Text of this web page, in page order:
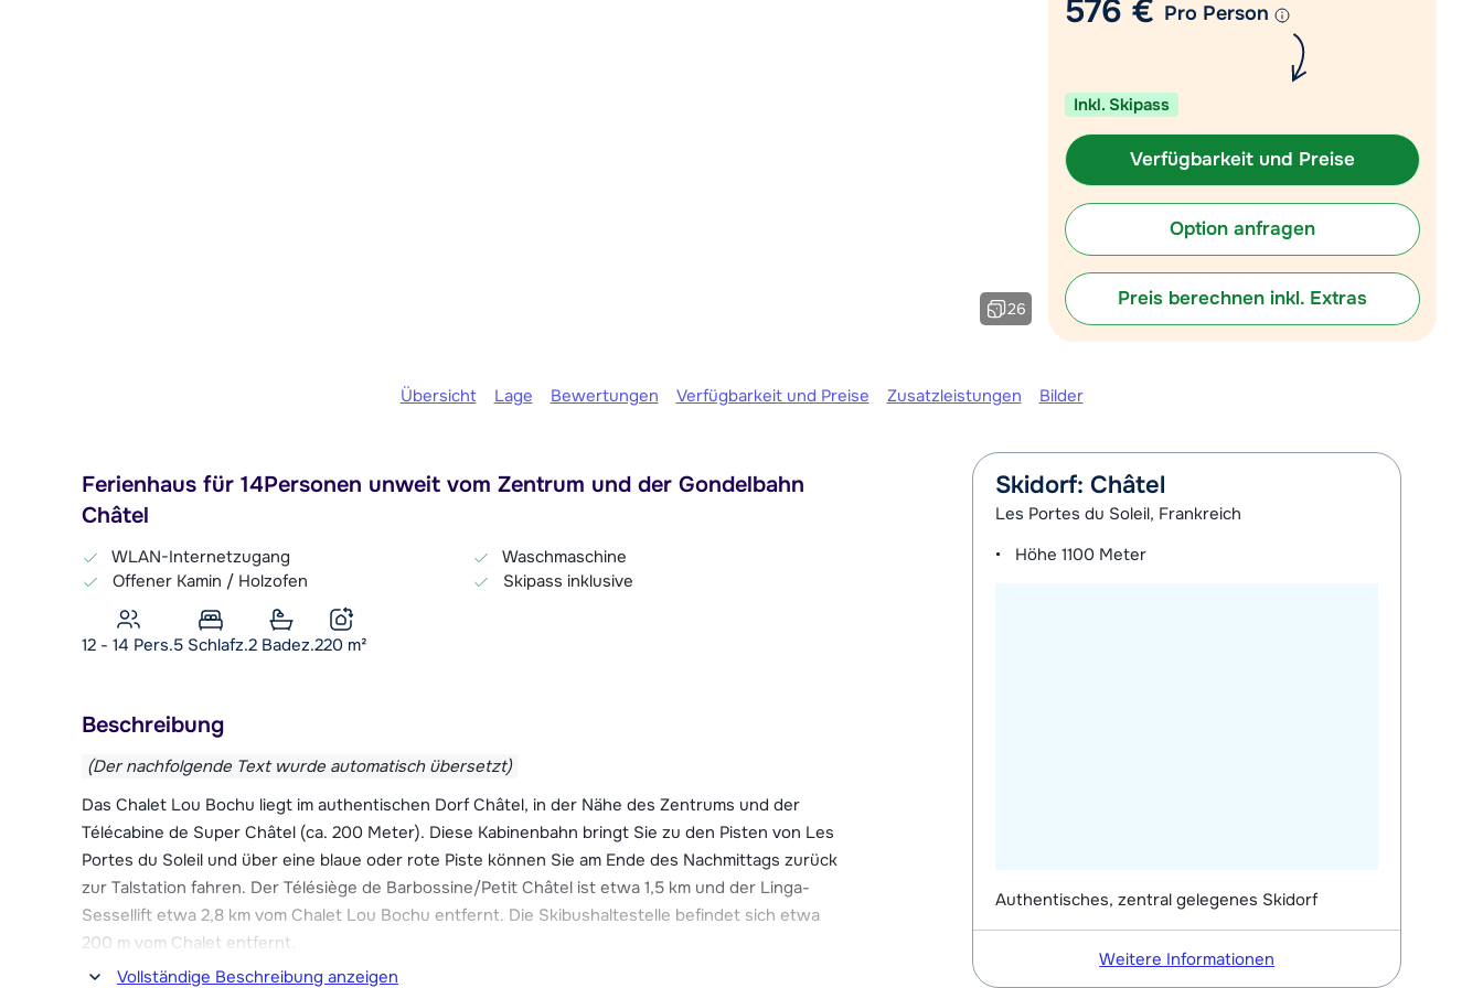
Morgen um 09:00 Uhr wieder geöffnet:
Rufen Sie uns an unter 030
767598210
26
576 € Pro Person
Inkl. Skipass
Verfügbarkeit und Preise
Option anfragen
Preis berechnen inkl. Extras
Übersicht Lage Bewertungen Verfügbarkeit und Preise Zusatzleistungen Bilder
Ferienhaus für 14Personen unweit vom Zentrum und der Gondelbahn
Châtel
WLAN-Internetzugang
Offener Kamin / Holzofen
Waschmaschine
Skipass inklusive
12 - 14 Pers.5 Schlafz.2 Badez.220 m²
Beschreibung
(Der nachfolgende Text wurde automatisch übersetzt)
Das Chalet Lou Bochu liegt im authentischen Dorf Châtel, in der Nähe des Zentrums und der
Télécabine de Super Châtel (ca. 200 Meter). Diese Kabinenbahn bringt Sie zu den Pisten von Les
Portes du Soleil und über eine blaue oder rote Piste können Sie am Ende des Nachmittags zurück
zur Talstation fahren. Der Télésiège de Barbossine/Petit Châtel ist etwa 1,5 km und der Linga-
Sessellift etwa 2,8 km vom Chalet Lou Bochu entfernt. Die Skibushaltestelle befindet sich etwa
200 m vom Chalet entfernt.
Vollständige Beschreibung anzeigen
Skidorf: Châtel
Les Portes du Soleil, Frankreich
Höhe1100 Meter
Authentisches, zentral gelegenes Skidorf
Weitere Informationen